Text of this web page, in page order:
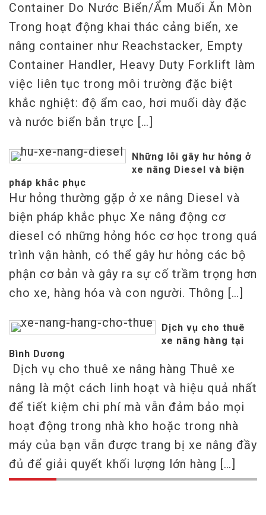
Container Do Nước Biển/Ẩm Muối Ăn Mòn
Trong hoạt động khai thác cảng biển, xe
nâng container như Reachstacker, Empty
Container Handler, Heavy Duty Forklift làm
việc liên tục trong môi trường đặc biệt
khắc nghiệt: độ ẩm cao, hơi muối dày đặc
và nước biển bắn trực […]
Những lỗi gây hư hỏng ở
xe nâng Diesel và biện
pháp khắc phục
Hư hỏng thường gặp ở xe nâng Diesel và
biện pháp khắc phục Xe nâng động cơ
diesel có những hỏng hóc cơ học trong quá
trình vận hành, có thể gây hư hỏng các bộ
phận cơ bản và gây ra sự cố trầm trọng hơn
cho xe, hàng hóa và con người. Thông […]
Dịch vụ cho thuê
xe nâng hàng tại
Bình Dương
Dịch vụ cho thuê xe nâng hàng Thuê xe
nâng là một cách linh hoạt và hiệu quả nhất
để tiết kiệm chi phí mà vẫn đảm bảo mọi
hoạt động trong nhà kho hoặc trong nhà
máy của bạn vẫn được trang bị xe nâng đầy
đủ để giải quyết khối lượng lớn hàng […]